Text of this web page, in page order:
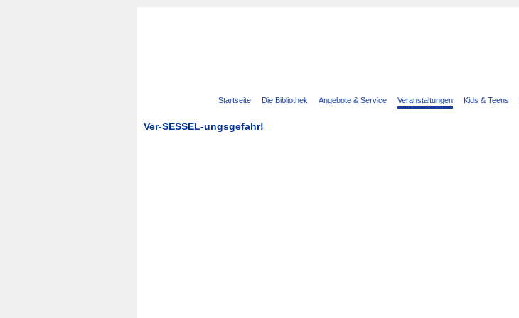
Navigation
Startseite Die Bibliothek Angebote & Service Veranstaltungen Kids & Teens
Ver-SESSEL-ungsgefahr!